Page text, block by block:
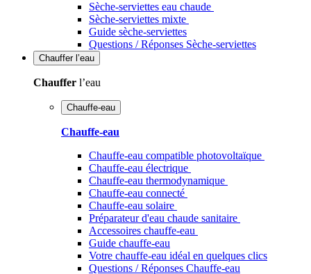
Sèche-serviettes eau chaude
Sèche-serviettes mixte
Guide sèche-serviettes
Questions / Réponses Sèche-serviettes
Chauffer l’eau
Chauffer l’eau
Chauffe-eau
Chauffe-eau
Chauffe-eau compatible photovoltaïque
Chauffe-eau électrique
Chauffe-eau thermodynamique
Chauffe-eau connecté
Chauffe-eau solaire
Préparateur d'eau chaude sanitaire
Accessoires chauffe-eau
Guide chauffe-eau
Votre chauffe-eau idéal en quelques clics
Questions / Réponses Chauffe-eau